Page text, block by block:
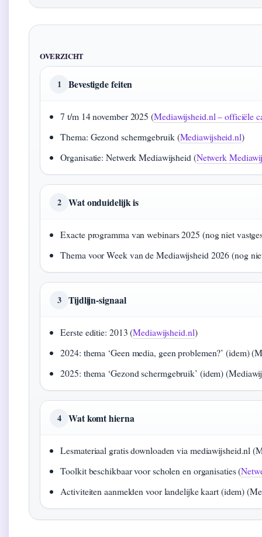
OVERZICHT
1 Bevestigde feiten
7 t/m 14 november 2025 (Mediawijsheid.nl – officiële
Thema: Gezond schermgebruik (Mediawijsheid.nl)
Organisatie: Netwerk Mediawijsheid (Netwerk
2 Wat onduidelijk is
Exacte programma van webinars 2025 (nog niet
Thema voor Week van de Mediawijsheid 2026 (nog
3 Tijdlijn-signaal
Eerste editie: 2013 (Mediawijsheid.nl)
2024: thema ‘Geen media, geen problemen?’ (idem)
2025: thema ‘Gezond schermgebruik’ (idem)
4 Wat komt hierna
Lesmateriaal gratis downloaden via mediawijsheid.nl
Toolkit beschikbaar voor scholen en organisaties (
Activiteiten aanmelden voor landelijke kaart (idem)